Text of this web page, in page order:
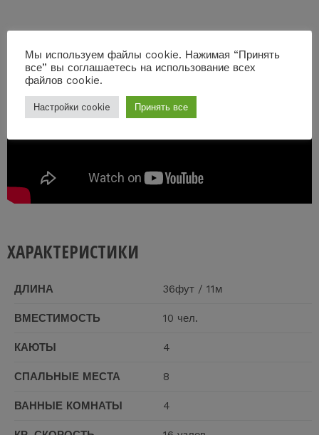
ХАРАКТЕРИСТИКИ
ДЛИНА 36фут / 11м
ВМЕСТИМОСТЬ 10 чел.
КАЮТЫ 4
СПАЛЬНЫЕ МЕСТА 8
ВАННЫЕ КОМНАТЫ 4
Мы используем файлы cookie. Нажимая “Принять
все” вы соглашаетесь на использование всех
файлов cookie.
Настройки cookie Принять все